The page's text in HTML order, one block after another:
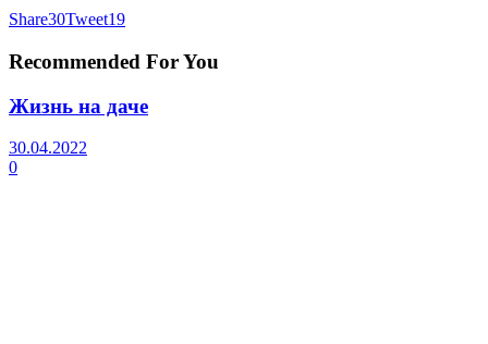
Share30Tweet19
Recommended For You
Жизнь на даче
30.04.2022
0